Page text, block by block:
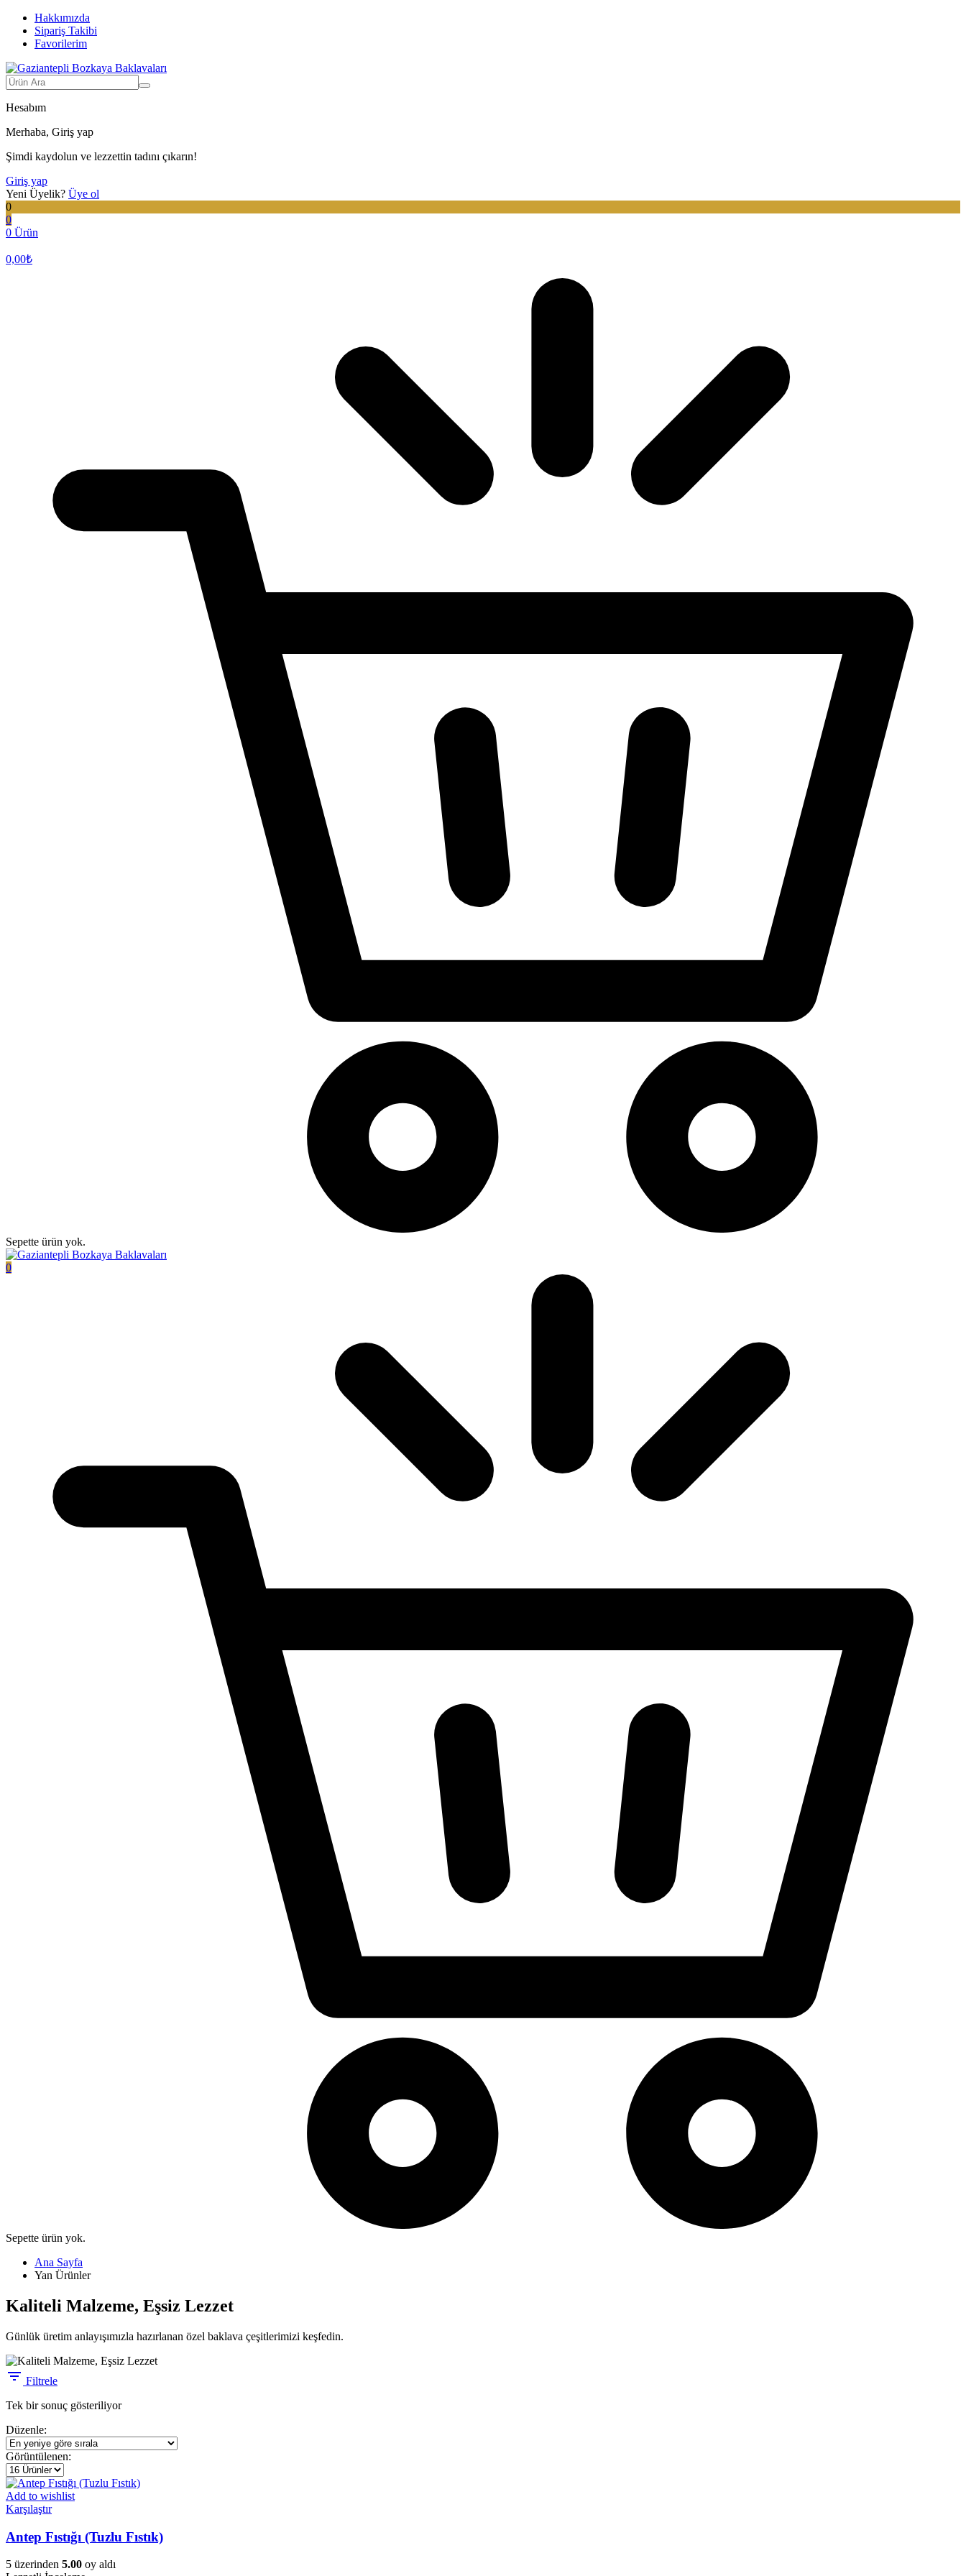
Hakkımızda
Sipariş Takibi
Favorilerim
Hesabım
Merhaba, Giriş yap
Şimdi kaydolun ve lezzettin tadını çıkarın!
Giriş yap
Yeni Üyelik? Üye ol
0
0
0 Ürün
0,00₺
Sepette ürün yok.
0
Sepette ürün yok.
Ana Sayfa
Yan Ürünler
Kaliteli Malzeme, Eşsiz Lezzet
Günlük üretim anlayışımızla hazırlanan özel baklava çeşitlerimizi keşfedin.
Filtrele
Tek bir sonuç gösteriliyor
Düzenle:
Görüntülenen:
Add to wishlist
Karşılaştır
Antep Fıstığı (Tuzlu Fıstık)
5 üzerinden 5.00 oy aldı